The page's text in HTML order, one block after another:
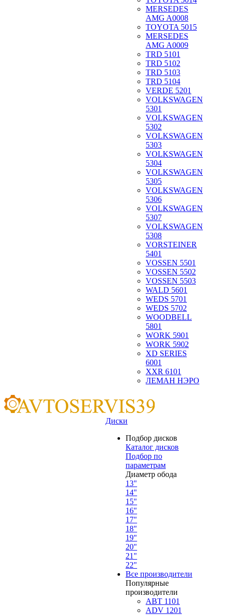
MERSEDES
AMG A0008
TOYOTA 5015
MERSEDES
AMG A0009
TRD 5101
TRD 5102
TRD 5103
TRD 5104
VERDE 5201
VOLKSWAGEN
5301
VOLKSWAGEN
5302
VOLKSWAGEN
5303
VOLKSWAGEN
5304
VOLKSWAGEN
5305
VOLKSWAGEN
5306
VOLKSWAGEN
5307
VOLKSWAGEN
5308
VORSTEINER
5401
VOSSEN 5501
VOSSEN 5502
VOSSEN 5503
WALD 5601
WEDS 5701
WEDS 5702
WOODBELL
5801
WORK 5901
WORK 5902
XD SERIES
6001
XXR 6101
ЛЕМАН НЭРО
Диски
Подбор дисков
Каталог дисков
Подбор по
параметрам
Диаметр обода
13"
14"
15"
16"
17"
18"
19"
20"
21"
22"
Все производители
Популярные
производители
ABT 1101
ADV 1201